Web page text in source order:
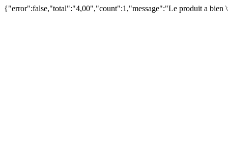
{"error":false,"total":"4,00","count":1,"message":"Le produit a bien